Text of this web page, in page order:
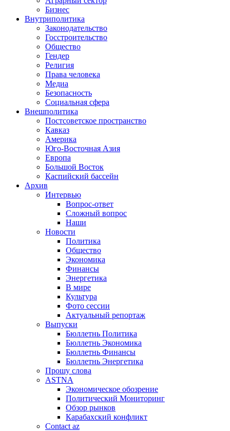
Бизнес
Внутриполитика
Законодательство
Госстроительство
Общество
Гендер
Религия
Права человека
Медиа
Безопасность
Социальная сфера
Внешполитика
Постсоветское пространство
Кавказ
Америка
Юго-Восточная Азия
Европа
Большой Восток
Каспийский бассейн
Архив
Интервью
Вопрос-ответ
Сложный вопрос
Наши
Новости
Политика
Общество
Экономика
Финансы
Энергетика
В мире
Культура
Фото сессии
Актуальный репортаж
Выпуски
Бюллетнь Политика
Бюллетнь Экономика
Бюллетнь Финансы
Бюллетнь Энергетика
Прошу слова
ASTNA
Экономическое обозрение
Политический Мониторинг
Обзор рынков
Карабахский конфликт
Contact az